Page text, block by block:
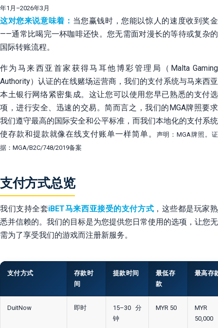
年1月–2026年3月
这对您来说意味着： 当您赢钱时，您能以惊人的速度收到奖金
——通常比喝完一杯咖啡还快。您无需面对漫长的等待或复杂的
国际转账流程。
作为马来西亚首家获得马耳他博彩管理局（Malta Gaming
Authority）认证的在线赌场运营商，我们的支付系统与马来西亚
本土银行网络紧密集成。这让您可以使用您早已熟悉的支付选
项，进行安全、迅速的交易。简而言之，我们的MGA牌照要求
我们遵守最高的国际安全和公平标准，而我们本地化的支付系统
使存款和提款就像在线支付账单一样简单。
声明：MGA牌照。证
据：MGA/B2C/748/2019备案
支付方式总览
我们支持全套iBET马来西亚接受的支付方式 ，这些都是玩家熟
悉并信赖的。我们的目标是为您提供您日常使用的选项，让您无
需为了享受我们的游戏而注册新服务。
支付方式
存款时
间
提款时间
最低存
款
最高存
DuitNow 即时
15–30分
钟
MYR 50
MYR
50,000